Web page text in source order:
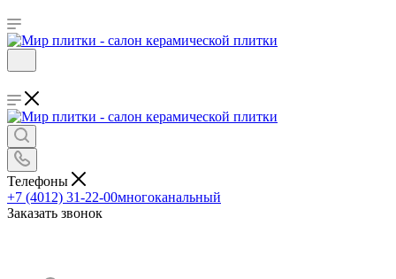
Телефоны
+7 (4012) 31-22-00многоканальный
Заказать звонок